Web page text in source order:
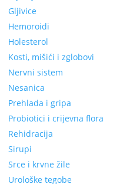
Gljivice
Hemoroidi
Holesterol
Kosti, mišići i zglobovi
Nervni sistem
Nesanica
Prehlada i gripa
Probiotici i crijevna flora
Rehidracija
Sirupi
Srce i krvne žile
Urološke tegobe